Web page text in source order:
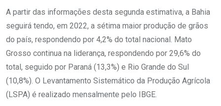
A partir das informações desta segunda estimativa, a Bahia
seguirá tendo, em 2022, a sétima maior produção de grãos
do país, respondendo por 4,2% do total nacional. Mato
Grosso continua na liderança, respondendo por 29,6% do
total, seguido por Paraná (13,3%) e Rio Grande do Sul
(10,8%). O Levantamento Sistemático da Produção Agrícola
(LSPA) é realizado mensalmente pelo IBGE.